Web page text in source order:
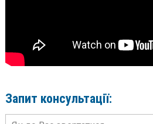
Запит консультації: